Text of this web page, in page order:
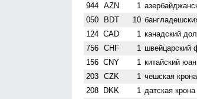
944 AZN 1
050 BDT 10
124 CAD 1 канадский
756 CHF 1 швейцарский
156 CNY 1 китайский
203 CZK 1 чешская крона
208 DKK 1 датская крона